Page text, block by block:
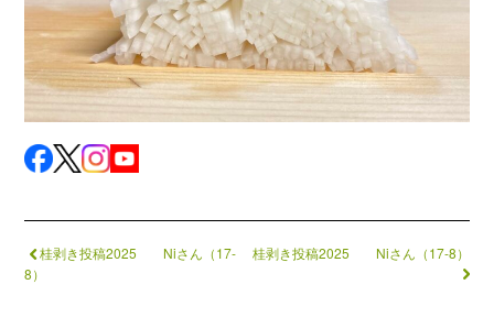
桂剥き投稿2025 Niさん（17-
8）
桂剥き投稿2025 Niさん（17-8）